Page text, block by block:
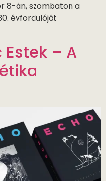
8-án, szombaton a
évfordulóját
Estek – A